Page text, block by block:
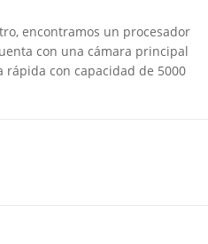
encontramos un procesador
con una cámara principal
rápida con capacidad de 5000